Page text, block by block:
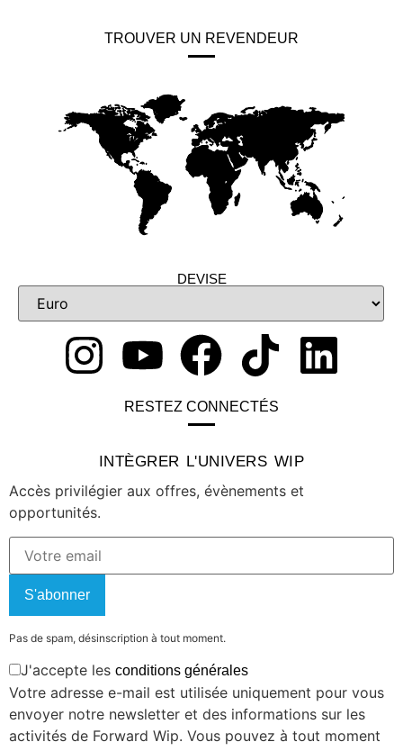
TROUVER UN REVENDEUR
DEVISE
RESTEZ CONNECTÉS
INTÈGRER L'UNIVERS WIP
Accès privilégier aux offres, évènements et
opportunités.
S'abonner
Pas de spam, désinscription à tout moment.
J'accepte les conditions générales
Votre adresse e-mail est utilisée uniquement pour vous
envoyer notre newsletter et des informations sur les
activités de Forward Wip. Vous pouvez à tout moment